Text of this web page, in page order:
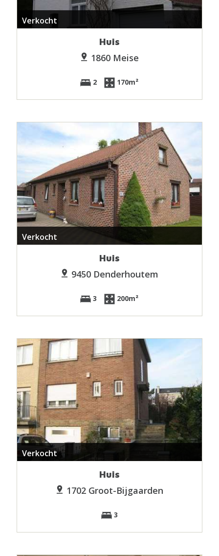
Verkocht
Huis
1860 Meise
2 170m²
Verkocht
Huis
9450 Denderhoutem
3 200m²
Verkocht
Huis
1702 Groot-Bijgaarden
3